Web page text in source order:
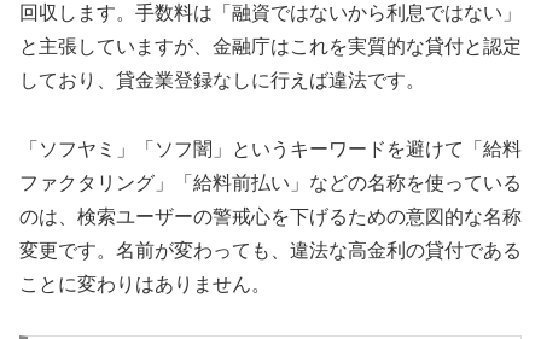
回収します。手数料は「融資ではないから利息ではない」
と主張していますが、金融庁はこれを実質的な貸付と認定
しており、貸金業登録なしに行えば違法です。
「ソフヤミ」「ソフ闇」というキーワードを避けて「給料
ファクタリング」「給料前払い」などの名称を使っている
のは、検索ユーザーの警戒心を下げるための意図的な名称
変更です。名前が変わっても、違法な高金利の貸付である
ことに変わりはありません。